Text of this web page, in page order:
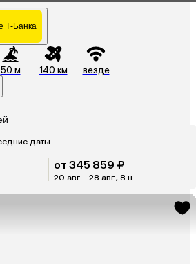
Т-Банка
50 м 140 км везде
даты
от 345 859 ₽
20 авг. - 28 авг., 8 н.